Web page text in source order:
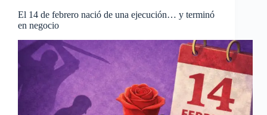
El 14 de febrero nació de una ejecución… y terminó
en negocio